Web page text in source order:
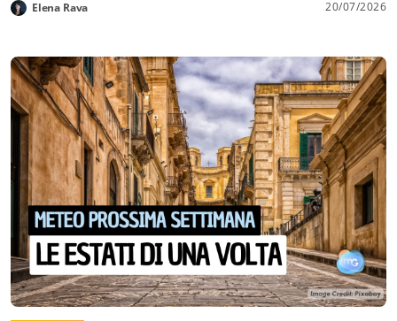
Elena Rava 20/07/2026